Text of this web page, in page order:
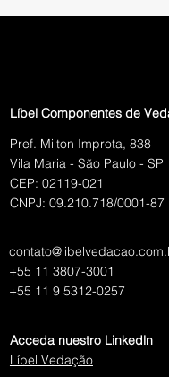
Líbel Componentes de
Pref. Milton Improta, 838
Vila Maria - São Paulo - SP
CEP: 02119-021
CNPJ: 09.210.718/0001-87
+55 11 3807-3001
+55 11 9 5312-0257
Acceda nuestro Linkedln
Líbel Vedação